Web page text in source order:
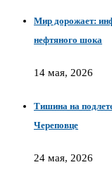
Мир дорожает:
нефтяного шока
14 мая, 2026
Тишина на
Череповце
24 мая, 2026